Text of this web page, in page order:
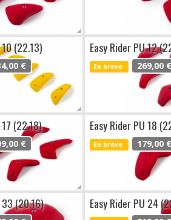
(22.13)
€
Easy Rider PU 12
En breve 269,00 €
(22.18)
€
Easy Rider PU 18
En breve 179,00 €
33 (20.16) Easy Rider PU 24